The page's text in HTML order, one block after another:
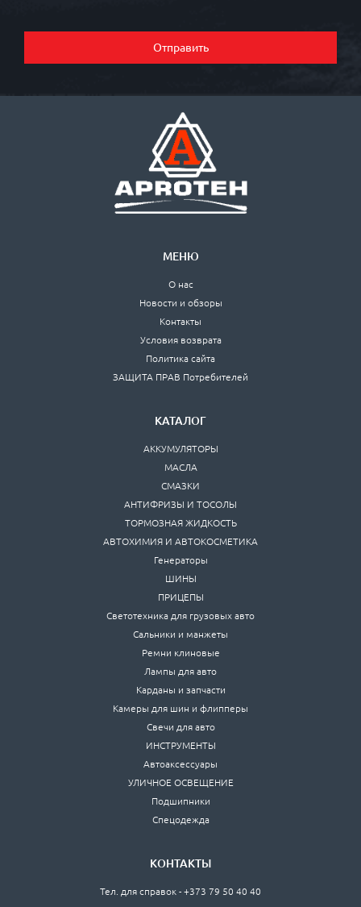
Отправить
МЕНЮ
О нас
Новости и обзоры
Контакты
Условия возврата
Политика сайта
ЗАЩИТА ПРАВ Потребителей
КАТАЛОГ
АККУМУЛЯТОРЫ
МАСЛА
СМАЗКИ
АНТИФРИЗЫ И ТОСОЛЫ
ТОРМОЗНАЯ ЖИДКОСТЬ
АВТОХИМИЯ И АВТОКОСМЕТИКА
Генераторы
ШИНЫ
ПРИЦЕПЫ
Светотехника для грузовых авто
Сальники и манжеты
Ремни клиновые
Лампы для авто
Карданы и запчасти
Камеры для шин и флипперы
Свечи для авто
ИНСТРУМЕНТЫ
Автоаксессуары
УЛИЧНОЕ ОСВЕЩЕНИЕ
Подшипники
Спецодежда
КОНТАКТЫ
Тел. для справок - +373 79 50 40 40